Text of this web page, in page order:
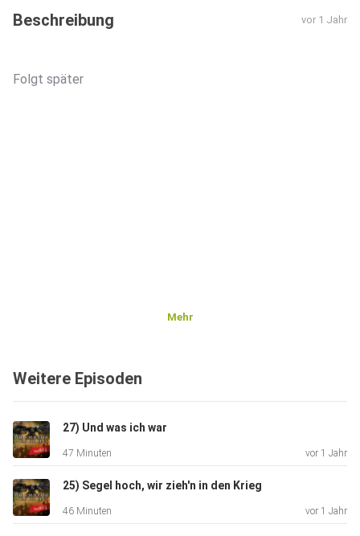
Beschreibung vor 1 Jahr
Folgt später
Mehr
Weitere Episoden
27) Und was ich war
47 Minuten vor 1 Jahr
25) Segel hoch, wir zieh'n in den Krieg
46 Minuten vor 1 Jahr